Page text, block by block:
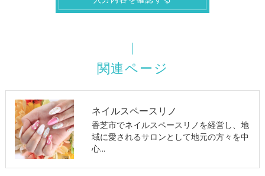
関連ページ
ネイルスペースリノ
香芝市でネイルスペースリノを経営し、地
域に愛されるサロンとして地元の方々を中
心…